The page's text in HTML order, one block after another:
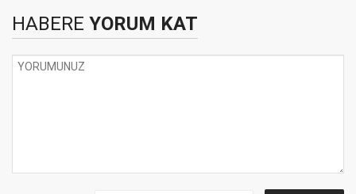
HABERE YORUM KAT